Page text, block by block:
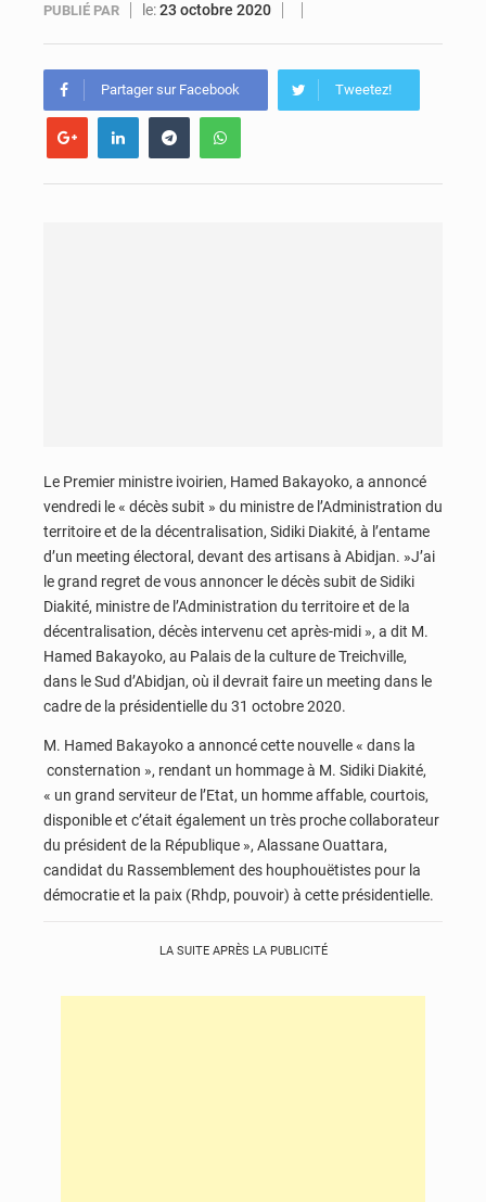
PUBLIÉ PAR le:23 octobre 2020
Partager sur Facebook Tweetez!
Le Premier ministre ivoirien, Hamed Bakayoko, a annoncé
vendredi le « décès subit » du ministre de l’Administration du
territoire et de la décentralisation, Sidiki Diakité, à l’entame
d’un meeting électoral, devant des artisans à Abidjan. »J’ai
le grand regret de vous annoncer le décès subit de Sidiki
Diakité, ministre de l’Administration du territoire et de la
décentralisation, décès intervenu cet après-midi », a dit M.
Hamed Bakayoko, au Palais de la culture de Treichville,
dans le Sud d’Abidjan, où il devrait faire un meeting dans le
cadre de la présidentielle du 31 octobre 2020.
M. Hamed Bakayoko a annoncé cette nouvelle « dans la
consternation », rendant un hommage à M. Sidiki Diakité,
« un grand serviteur de l’Etat, un homme affable, courtois,
disponible et c’était également un très proche collaborateur
du président de la République », Alassane Ouattara,
candidat du Rassemblement des houphouëtistes pour la
démocratie et la paix (Rhdp, pouvoir) à cette présidentielle.
LA SUITE APRÈS LA PUBLICITÉ